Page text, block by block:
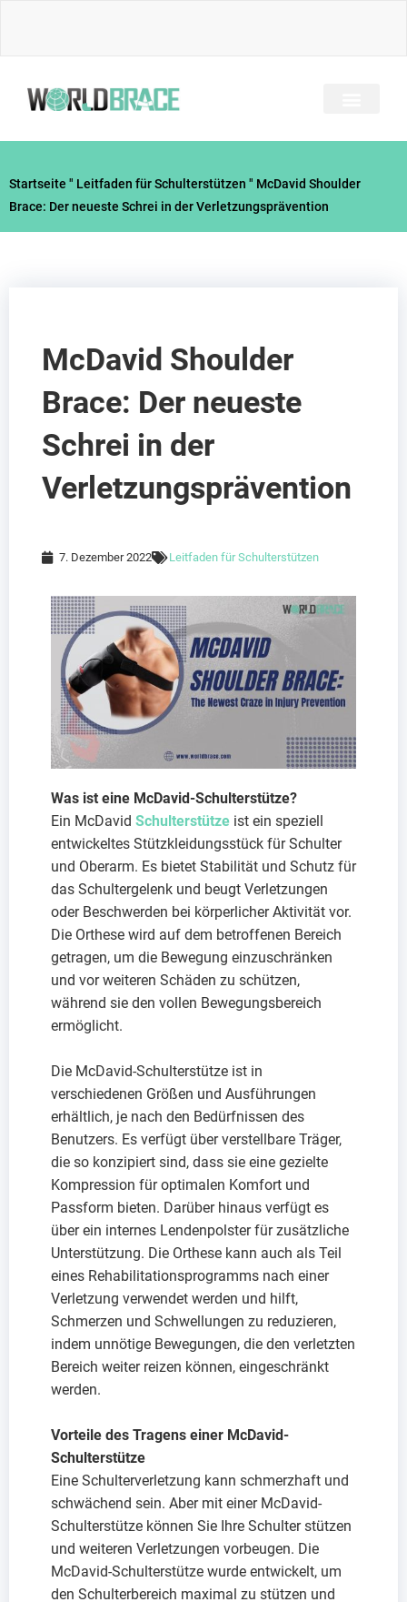
Startseite " Leitfaden für Schulterstützen " McDavid Shoulder
Brace: Der neueste Schrei in der Verletzungsprävention
McDavid Shoulder
Brace: Der neueste
Schrei in der
Verletzungsprävention
7. Dezember 2022 Leitfaden für Schulterstützen
Was ist eine McDavid-Schulterstütze?
Ein McDavid Schulterstütze ist ein speziell
entwickeltes Stützkleidungsstück für Schulter
und Oberarm. Es bietet Stabilität und Schutz für
das Schultergelenk und beugt Verletzungen
oder Beschwerden bei körperlicher Aktivität vor.
Die Orthese wird auf dem betroffenen Bereich
getragen, um die Bewegung einzuschränken
und vor weiteren Schäden zu schützen,
während sie den vollen Bewegungsbereich
ermöglicht.
Die McDavid-Schulterstütze ist in
verschiedenen Größen und Ausführungen
erhältlich, je nach den Bedürfnissen des
Benutzers. Es verfügt über verstellbare Träger,
die so konzipiert sind, dass sie eine gezielte
Kompression für optimalen Komfort und
Passform bieten. Darüber hinaus verfügt es
über ein internes Lendenpolster für zusätzliche
Unterstützung. Die Orthese kann auch als Teil
eines Rehabilitationsprogramms nach einer
Verletzung verwendet werden und hilft,
Schmerzen und Schwellungen zu reduzieren,
indem unnötige Bewegungen, die den verletzten
Bereich weiter reizen können, eingeschränkt
werden.
Vorteile des Tragens einer McDavid-
Schulterstütze
Eine Schulterverletzung kann schmerzhaft und
schwächend sein. Aber mit einer McDavid-
Schulterstütze können Sie Ihre Schulter stützen
und weiteren Verletzungen vorbeugen. Die
McDavid-Schulterstütze wurde entwickelt, um
den Schulterbereich maximal zu stützen und